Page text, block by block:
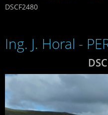
DSCF2480
Ing. J. Horal -